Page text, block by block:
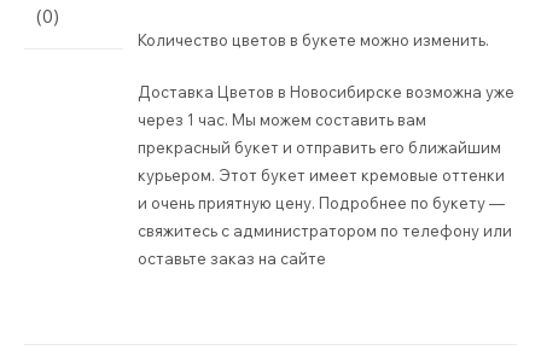
(0)
Количество цветов в букете можно изменить.
Доставка Цветов в Новосибирске возможна уже
через 1 час. Мы можем составить вам
прекрасный букет и отправить его ближайшим
курьером. Этот букет имеет кремовые оттенки
и очень приятную цену. Подробнее по букету —
свяжитесь с администратором по телефону или
оставьте заказ на сайте